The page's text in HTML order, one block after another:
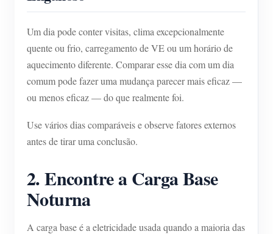
Um dia pode conter visitas, clima excepcionalmente
quente ou frio, carregamento de VE ou um horário de
aquecimento diferente. Comparar esse dia com um dia
comum pode fazer uma mudança parecer mais eficaz —
ou menos eficaz — do que realmente foi.
Use vários dias comparáveis e observe fatores externos
antes de tirar uma conclusão.
2. Encontre a Carga Base
Noturna
A carga base é a eletricidade usada quando a maioria das